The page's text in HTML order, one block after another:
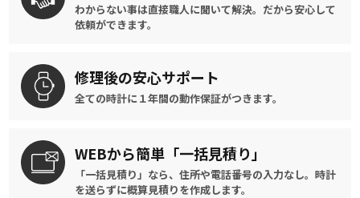
わからない事は直接職人に聞いて解決。 だから安心して
依頼ができます。
修理後の安心サポート
全ての時計に １年間の動作保証がつきます。
WEBから簡単 「一括見積り」
「一括見積り」なら、住所や電話番号の入力なし。時計
を送らずに概算見積りを作成します。